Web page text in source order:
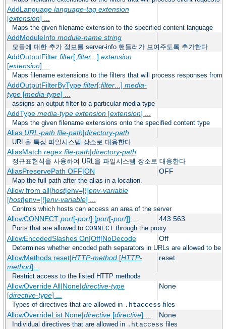
AddLanguage language-tag extension
[extension] ...
Maps the given filename extension to the specified content language
AddModuleInfo module-name string
모듈에 대한 추가 정보를 server-info 핸들러가 보여주도록 추가한다
AddOutputFilter filter[;filter...] extension
[extension] ...
Maps filename extensions to the filters that will process responses from
AddOutputFilterByType filter[;filter...] media-
type[media-type] ...
assigns an output filter to a particular media-type
AddType media-type extension[extension] ...
Maps the given filename extensions onto the specified content type
Alias URL-path file-path|directory-path
URL을 특정 파일시스템 장소로 대응한다
AliasMatch regex file-path|directory-path
정규표현식을 사용하여 URL을 파일시스템 장소로 대응한다
AliasPreservePath OFF|ON OFF
Map the full path after the alias in a location.
Allow from all|host|env=[!]env-variable
[host|env=[!]env-variable] ...
Controls which hosts can access an area of the server
AllowCONNECT port[-port] [port[-port]] ... 443 563
Ports that are allowed to CONNECT through the proxy
AllowEncodedSlashes On|Off|NoDecode Off
Determines whether encoded path separators in URLs are allowed to be
AllowMethods reset|HTTP-method[HTTP-
method]...
reset
Restrict access to the listed HTTP methods
AllowOverride All|None|directive-type
[directive-type] ...
None
Types of directives that are allowed in .htaccess files
AllowOverrideList None|directive[directive] ... None
Individual directives that are allowed in .htaccess files